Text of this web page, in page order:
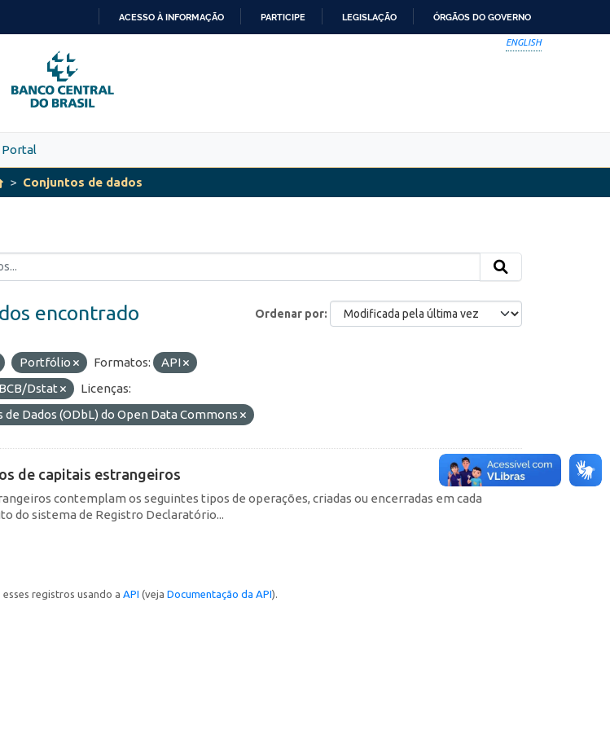
PARA
O
CONTEÚDO
ACESSO À INFORMAÇÃO PARTICIPE LEGISLAÇÃO ÓRGÃOS DO GOVERNO
ENGLISH
Portal
Conjuntos de dados
Ordenar por
encontrado
Portfólio Formatos:
API
BCB/Dstat
Licenças:
Dados (ODbL) do Open Data Commons
de capitais estrangeiros
contemplam os seguintes tipos de operações, criadas ou encerradas em cada
do sistema de Registro Declaratório...
registros usando a API (veja Documentação da API).